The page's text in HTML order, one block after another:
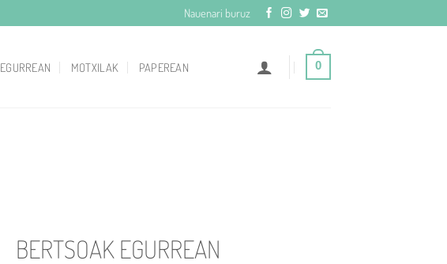
Nauenari buruz
EGURREAN MOTXILAK PAPEREAN 0
BERTSOAK EGURREAN